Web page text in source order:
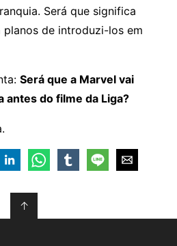
Será que significa
planos de introduzi-los em
Será que a Marvel vai
antes do filme da Liga?
↑